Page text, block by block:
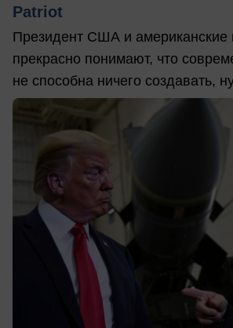
Patriot
Президент США и американские
прекрасно понимают, что
не способна ничего создавать,